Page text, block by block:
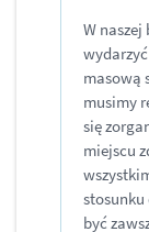
W
masową
musimy
się
miejscu
być